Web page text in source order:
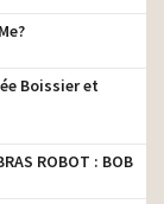
Boissier et
ROBOT : BOB